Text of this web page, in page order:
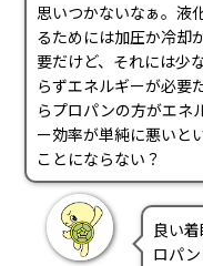
思いつかないなぁ。液
るためには加圧か冷却
要だけど、それには少
らずエネルギーが必要
らプロパンの方がエネ
ー効率が単純に悪いと
ことにならない？
良い
ロパ